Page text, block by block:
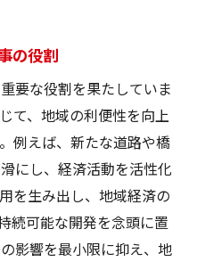
調和
契約内容
す土木工事
性の向上
事契約の重要性
ンフラ整備
的な地域計画
の役割
要な役割を果たしていま
て、地域の利便性を向上
例えば、新たな道路や橋
にし、経済活動を活性化
を生み出し、地域経済の
続可能な開発を念頭に置
影響を最小限に抑え、地